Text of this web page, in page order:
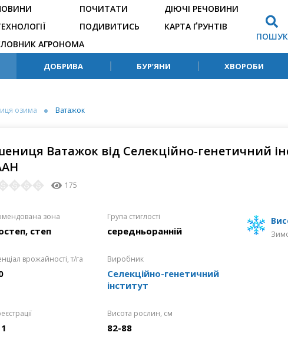
ПОЧИТАТИ
ПОДИВИТИСЬ
ДІЮЧІ РЕЧОВИНИ
КАРТА ҐРУНТІВ
АГРОНОМА
ПОШУК
ДОБРИВА БУР’ЯНИ ХВОРОБИ
озима Ватажок
Ватажок від Селекційно-генетичний
175
зона
степ
Група стиглості
середньоранній
врожайності, т/га Виробник
Селекційно-генетичний
інститут
Висота рослин, см
82-88